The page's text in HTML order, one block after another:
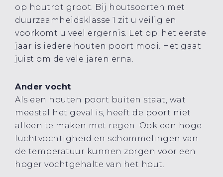
op houtrot groot. Bij houtsoorten met
duurzaamheidsklasse 1 zit u veilig en
voorkomt u veel ergernis. Let op: het eerste
jaar is iedere houten poort mooi. Het gaat
juist om de vele jaren erna.
Ander vocht
Als een houten poort buiten staat, wat
meestal het geval is, heeft de poort niet
alleen te maken met regen. Ook een hoge
luchtvochtigheid en schommelingen van
de temperatuur kunnen zorgen voor een
hoger vochtgehalte van het hout.